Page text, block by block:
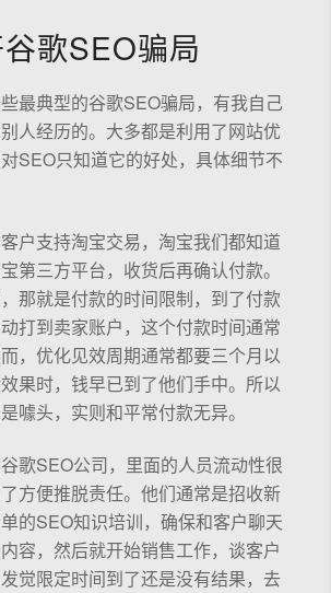
歌SEO骗局
最典型的谷歌SEO骗局，有我自己
人经历的。大多都是利用了网站优
SEO只知道它的好处，具体细节不
户支持淘宝交易，淘宝我们都知道
第三方平台，收货后再确认付款。
那就是付款的时间限制，到了付款
打到卖家账户，这个付款时间通常
，优化见效周期通常都要三个月以
果时，钱早已到了他们手中。所以
噱头，实则和平常付款无异。
歌SEO公司，里面的人员流动性很
方便推脱责任。他们通常是招收新
的SEO知识培训，确保和客户聊天
容，然后就开始销售工作，谈客户
觉限定时间到了还是没有结果，去